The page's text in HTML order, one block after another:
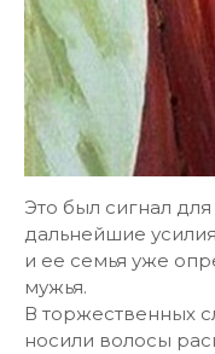
Это был сигнал
дальнейшие
и ее семья уже
мужья.
В торжественных
носили волосы